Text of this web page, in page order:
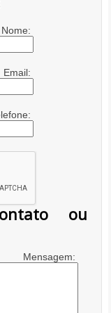
Nome:
Email:
ou
Mensagem: